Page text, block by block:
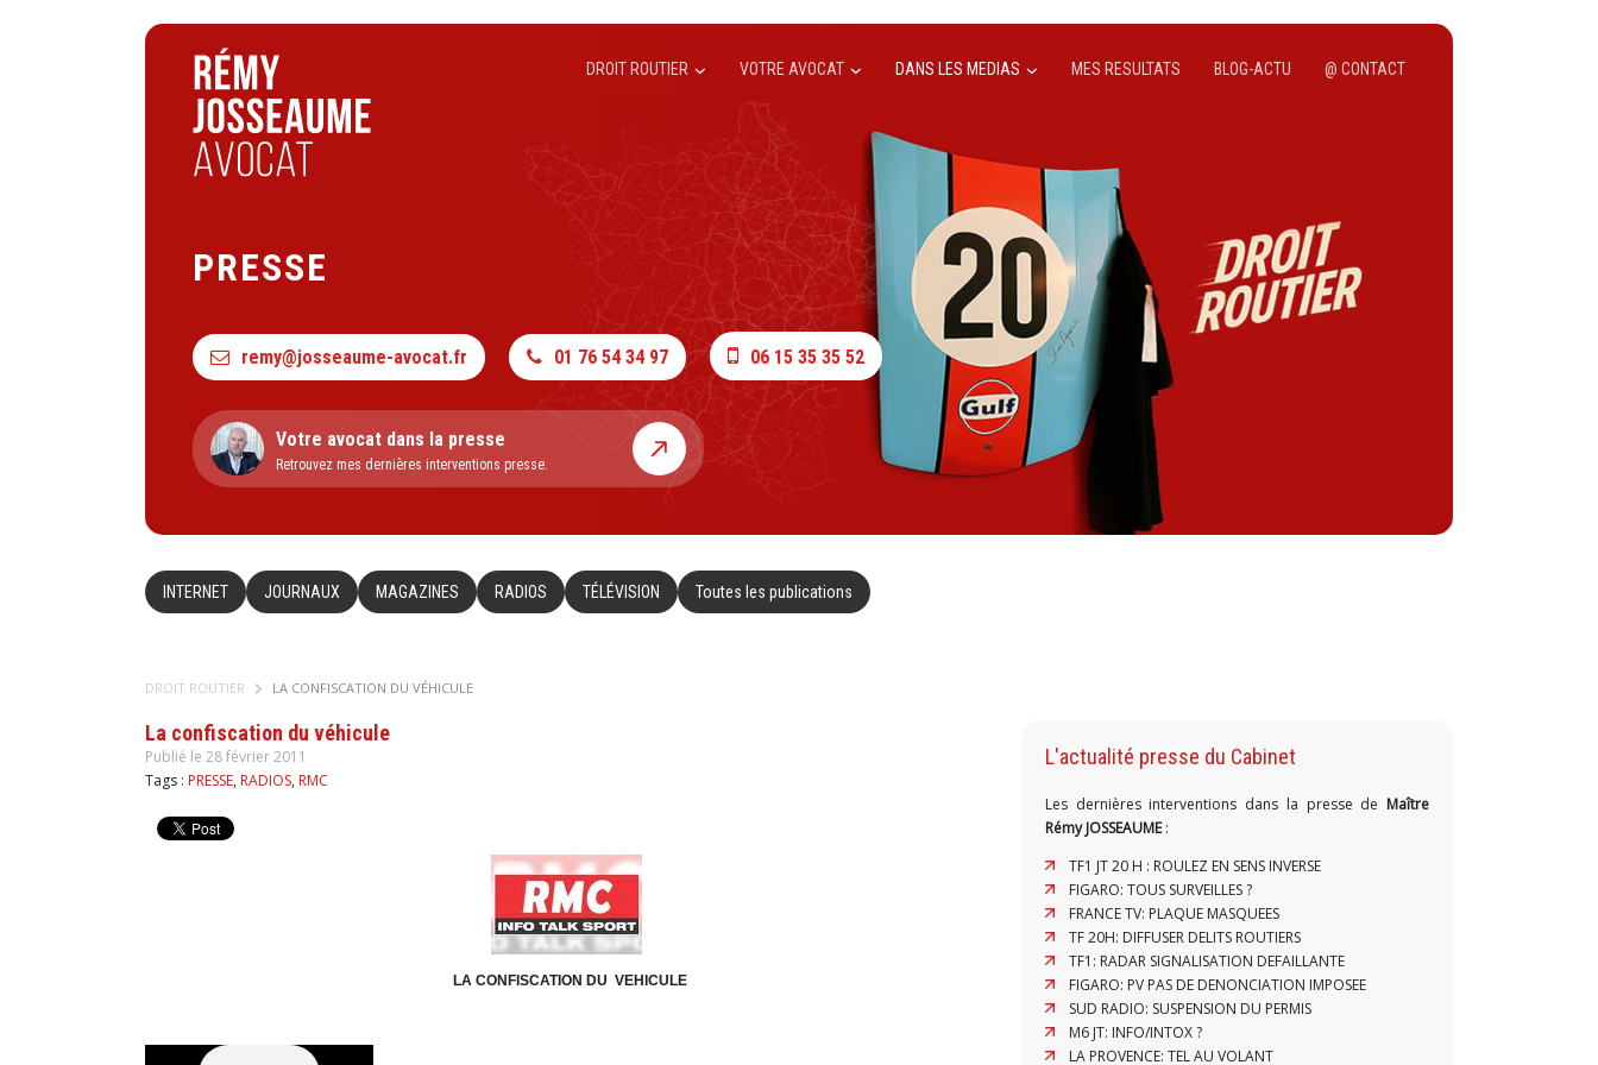
DROIT ROUTIER VOTRE AVOCAT DANS LES MEDIAS MES RESULTATS BLOG-ACTU @ CONTACT
PRESSE
remy@josseaume-avocat.fr 01 76 54 34 97 06 15 35 35 52
Votre avocat dans la presse
Retrouvez mes dernières interventions presse.
INTERNET JOURNAUX MAGAZINES RADIOS TÉLÉVISION Toutes les publications
DROIT ROUTIER LA CONFISCATION DU VÉHICULE
La confiscation du véhicule
Publié le 28 février 2011
Tags : PRESSE, RADIOS, RMC
LA CONFISCATION DU VEHICULE
L'actualité presse du Cabinet
Les dernières interventions dans la presse de Maître
Rémy JOSSEAUME:
TF1 JT 20 H : ROULEZ EN SENS INVERSE
FIGARO: TOUS SURVEILLES ?
FRANCE TV: PLAQUE MASQUEES
TF 20H: DIFFUSER DELITS ROUTIERS
TF1: RADAR SIGNALISATION DEFAILLANTE
FIGARO: PV PAS DE DENONCIATION IMPOSEE
SUD RADIO: SUSPENSION DU PERMIS
M6 JT: INFO/INTOX ?
LA PROVENCE: TEL AU VOLANT